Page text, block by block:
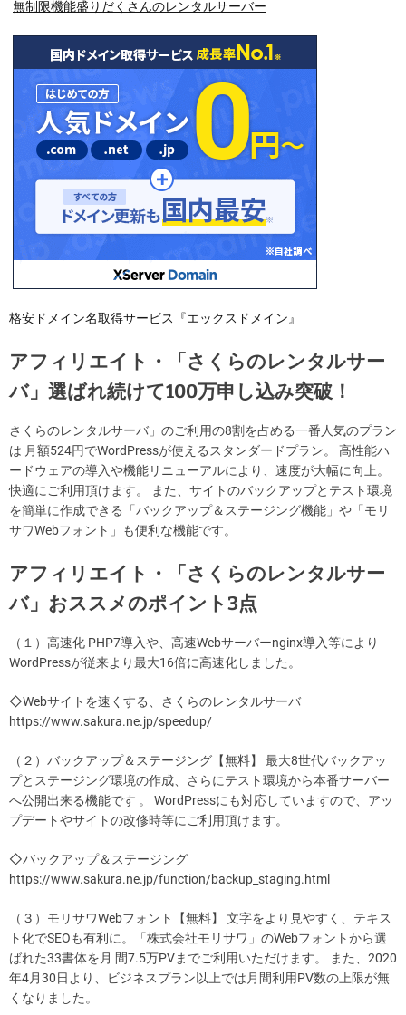
無制限機能盛りだくさんのレンタルサーバー
格安ドメイン名取得サービス『エックスドメイン』
アフィリエイト・「さくらのレンタルサー
バ」選ばれ続けて100万申し込み突破！
さくらのレンタルサーバ」のご利用の8割を占める一番人気のプラン
は 月額524円でWordPressが使えるスタンダードプラン。 高性能ハ
ードウェアの導入や機能リニューアルにより、速度が大幅に向上。
快適にご利用頂けます。 また、サイトのバックアップとテスト環境
を簡単に作成できる「バックアップ＆ステージング機能」や「モリ
サワWebフォント」も便利な機能です。
アフィリエイト・「さくらのレンタルサー
バ」おススメのポイント3点
（１）高速化 PHP7導入や、高速Webサーバーnginx導入等により
WordPressが従来より最大16倍に高速化しました。
◇Webサイトを速くする、さくらのレンタルサーバ
https://www.sakura.ne.jp/speedup/
（２）バックアップ＆ステージング【無料】 最大8世代バックアッ
プとステージング環境の作成、さらにテスト環境から本番サーバー
へ公開出来る機能です 。 WordPressにも対応していますので、アッ
プデートやサイトの改修時等にご利用頂けます。
◇バックアップ＆ステージング
https://www.sakura.ne.jp/function/backup_staging.html
（３）モリサワWebフォント【無料】 文字をより見やすく、テキス
ト化でSEOも有利に。「株式会社モリサワ」のWebフォントから選
ばれた33書体を月 間7.5万PVまでご利用いただけます。 また、2020
年4月30日より、ビジネスプラン以上では月間利用PV数の上限が無
くなりました。